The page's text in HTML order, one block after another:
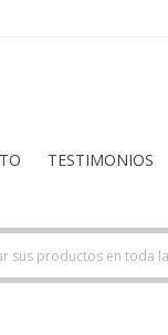
TESTIMONIOS